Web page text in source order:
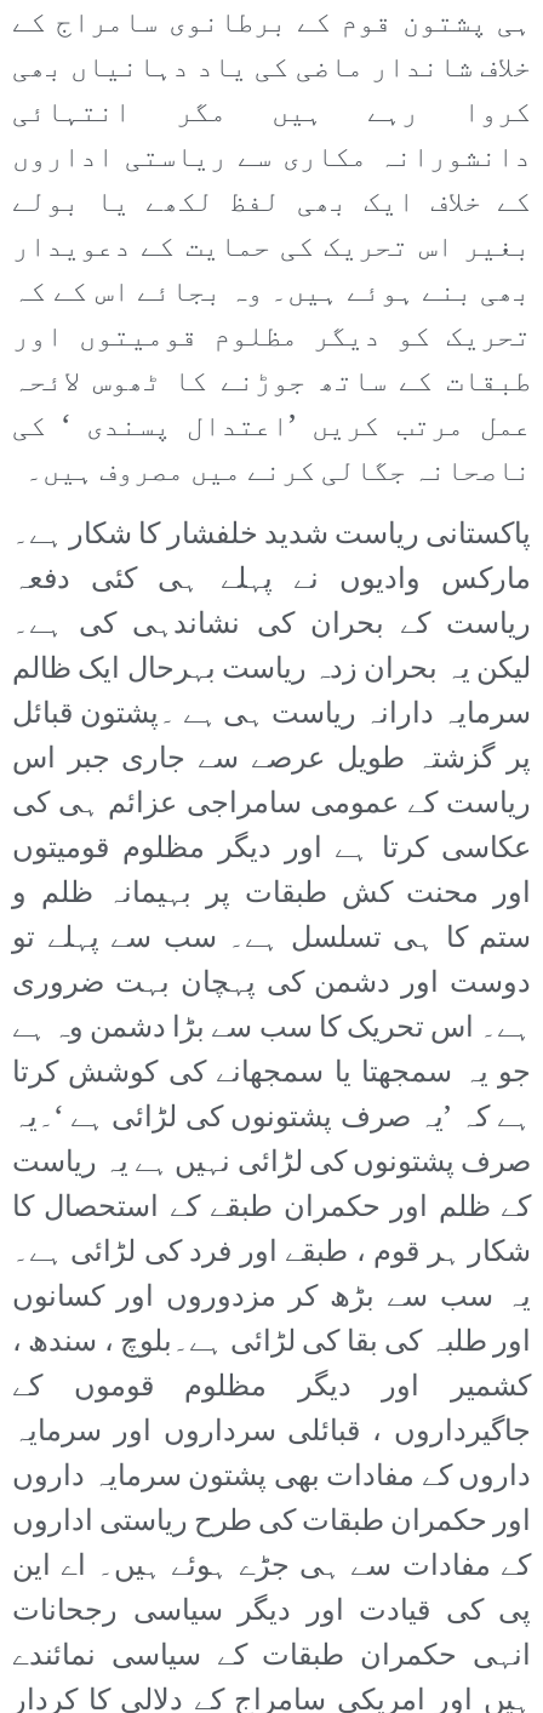
ہی پشتون قوم کے برطانوی سامراج کے
خلاف شاندار ماضی کی یاد دہانیاں بھی
کروا رہے ہیں مگر انتہائی
دانشورانہ مکاری سے ریاستی اداروں
کے خلاف ایک بھی لفظ لکھے یا بولے
بغیر اس تحریک کی حمایت کے دعویدار
بھی بنے ہوئے ہیں۔ وہ بجائے اس کے کہ
تحریک کو دیگر مظلوم قومیتوں اور
طبقات کے ساتھ جوڑنے کا ٹھوس لائحہ
عمل مرتب کریں ’اعتدال پسندی ‘ کی
ناصحانہ جگالی کرنے میں مصروف ہیں۔
پاکستانی ریاست شدید خلفشار کا شکار ہے۔
مارکس وادیوں نے پہلے ہی کئی دفعہ
ریاست کے بحران کی نشاندہی کی ہے۔
لیکن یہ بحران زدہ ریاست بہرحال ایک ظالم
سرمایہ دارانہ ریاست ہی ہے ۔پشتون قبائل
پر گزشتہ طویل عرصے سے جاری جبر اس
ریاست کے عمومی سامراجی عزائم ہی کی
عکاسی کرتا ہے اور دیگر مظلوم قومیتوں
اور محنت کش طبقات پر بہیمانہ ظلم و
ستم کا ہی تسلسل ہے۔ سب سے پہلے تو
دوست اور دشمن کی پہچان بہت ضروری
ہے۔ اس تحریک کا سب سے بڑا دشمن وہ ہے
جو یہ سمجھتا یا سمجھانے کی کوشش کرتا
ہے کہ ’یہ صرف پشتونوں کی لڑائی ہے ‘۔یہ
صرف پشتونوں کی لڑائی نہیں ہے یہ ریاست
کے ظلم اور حکمران طبقے کے استحصال کا
شکار ہر قوم ، طبقے اور فرد کی لڑائی ہے۔
یہ سب سے بڑھ کر مزدوروں اور کسانوں
اور طلبہ کی بقا کی لڑائی ہے۔بلوچ ، سندھ ،
کشمیر اور دیگر مظلوم قوموں کے
جاگیرداروں ، قبائلی سرداروں اور سرمایہ
داروں کے مفادات بھی پشتون سرمایہ داروں
اور حکمران طبقات کی طرح ریاستی اداروں
کے مفادات سے ہی جڑے ہوئے ہیں۔ اے این
پی کی قیادت اور دیگر سیاسی رجحانات
انہی حکمران طبقات کے سیاسی نمائندے
ہیں اور امریکی سامراج کے دلالی کا کردار